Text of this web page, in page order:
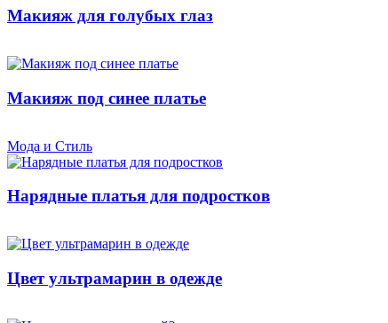
Макияж для голубых глаз
Макияж под синее платье
Мода и Стиль
Нарядные платья для подростков
Цвет ультрамарин в одежде